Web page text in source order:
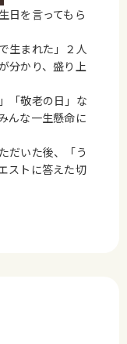
日を言ってもら
生まれた」２人
分かり、盛り上
「敬老の日」な
んな一生懸命に
だいた後、「う
ストに答えた切